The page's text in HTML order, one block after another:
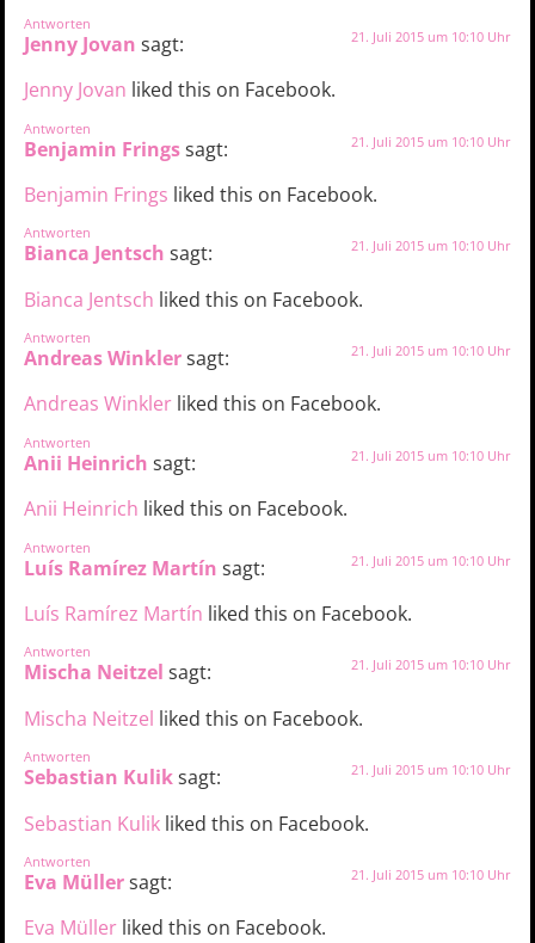
Antworten
Jenny Jovan sagt: 21. Juli 2015 um 10:10 Uhr
Jenny Jovan liked this on Facebook.
Antworten
Benjamin Fringssagt: 21. Juli 2015 um 10:10 Uhr
Benjamin Frings liked this on Facebook.
Antworten
Bianca Jentsch sagt: 21. Juli 2015 um 10:10 Uhr
Bianca Jentsch liked this on Facebook.
Antworten
Andreas Winklersagt: 21. Juli 2015 um 10:10 Uhr
Andreas Winkler liked this on Facebook.
Antworten
Anii Heinrich sagt: 21. Juli 2015 um 10:10 Uhr
Anii Heinrich liked this on Facebook.
Antworten
Luís Ramírez Martín sagt: 21. Juli 2015 um 10:10 Uhr
Luís Ramírez Martín liked this on Facebook.
Antworten
Mischa Neitzel sagt: 21. Juli 2015 um 10:10 Uhr
Mischa Neitzel liked this on Facebook.
Antworten
Sebastian Kuliksagt: 21. Juli 2015 um 10:10 Uhr
Sebastian Kulik liked this on Facebook.
Antworten
Eva Müllersagt: 21. Juli 2015 um 10:10 Uhr
Eva Müller liked this on Facebook.